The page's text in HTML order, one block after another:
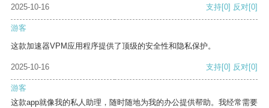
2025-10-16
支持[0] 反对[0]
游客
这款加速器VPM应用程序提供了顶级的安全性和隐私保护。
2025-10-16 支持[0] 反对[0]
游客
这款app就像我的私人助理，随时随地为我的办公提供帮助。我经常需要